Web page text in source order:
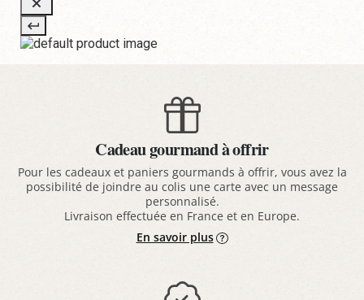
Cadeau gourmand à offrir
Pour les cadeaux et paniers gourmands à offrir, vous avez la
possibilité de joindre au colis une carte avec un message
personnalisé.
Livraison effectuée en France et en Europe.
En savoir plus